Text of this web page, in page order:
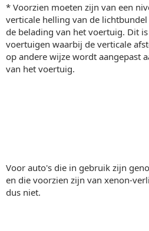
* Voorzien moeten zijn van een
verticale helling van de
de belading van het voertuig. Dit
voertuigen waarbij de verticale
op andere wijze wordt aangepast
van het voertuig.
Voor auto's die in gebruik zijn
en die voorzien zijn van xenon-
dus niet.